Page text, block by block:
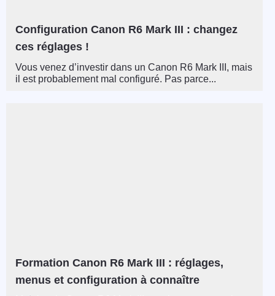
Configuration Canon R6 Mark III : changez
ces réglages !
Vous venez d’investir dans un Canon R6 Mark III, mais
il est probablement mal configuré. Pas parce...
Formation Canon R6 Mark III : réglages,
menus et configuration à connaître